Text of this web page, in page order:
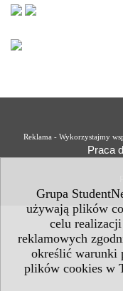
Grupa
używają plików
celu
reklamowych
określić warunki
plików cookies w
Reklama - Wykorzystajmy
Praca